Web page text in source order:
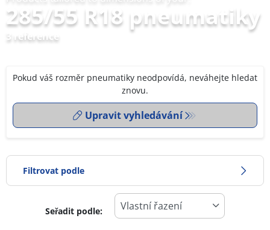
285/55 R18 pneumatiky
3 reference
Pokud váš rozměr pneumatiky neodpovídá, neváhejte hledat
znovu.
Upravit vyhledávání
Filtrovat podle
Seřadit podle: